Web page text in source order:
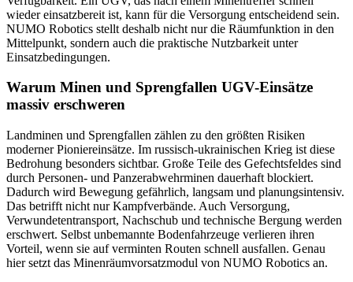
wieder einsatzbereit ist, kann für die Versorgung entscheidend sein.
NUMO Robotics stellt deshalb nicht nur die Räumfunktion in den
Mittelpunkt, sondern auch die praktische Nutzbarkeit unter
Einsatzbedingungen.
Warum Minen und Sprengfallen UGV-Einsätze
massiv erschweren
Landminen und Sprengfallen zählen zu den größten Risiken
moderner Pioniereinsätze. Im russisch-ukrainischen Krieg ist diese
Bedrohung besonders sichtbar. Große Teile des Gefechtsfeldes sind
durch Personen- und Panzerabwehrminen dauerhaft blockiert.
Dadurch wird Bewegung gefährlich, langsam und planungsintensiv.
Das betrifft nicht nur Kampfverbände. Auch Versorgung,
Verwundetentransport, Nachschub und technische Bergung werden
erschwert. Selbst unbemannte Bodenfahrzeuge verlieren ihren
Vorteil, wenn sie auf verminten Routen schnell ausfallen. Genau
hier setzt das Minenräumvorsatzmodul von NUMO Robotics an.